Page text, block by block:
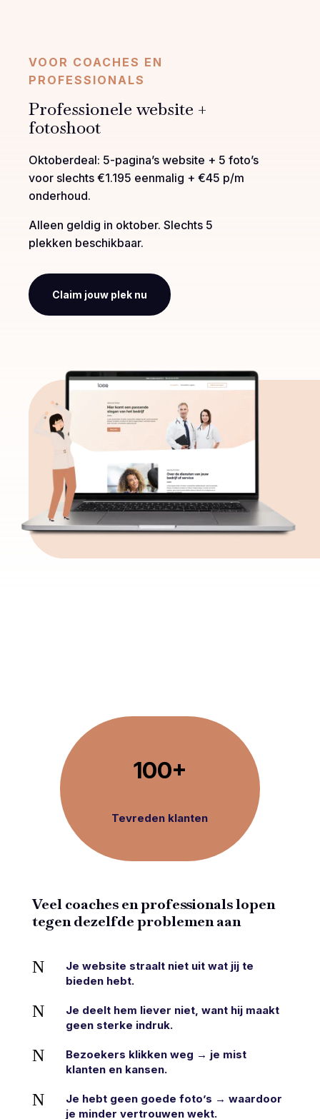
VOOR COACHES EN
PROFESSIONALS
Professionele website +
fotoshoot
Oktoberdeal: 5-pagina’s website + 5 foto’s
voor slechts €1.195 eenmalig + €45 p/m
onderhoud.
Alleen geldig in oktober. Slechts 5
plekken beschikbaar.
Claim jouw plek nu
100+
Tevreden klanten
Veel coaches en professionals lopen
tegen dezelfde problemen aan
N
Je website straalt niet uit wat jij te
bieden hebt.
N
Je deelt hem liever niet, want hij maakt
geen sterke indruk.
N
Bezoekers klikken weg → je mist
klanten en kansen.
N
Je hebt geen goede foto’s → waardoor
je minder vertrouwen wekt.